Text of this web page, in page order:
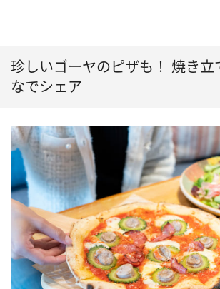
珍しいゴーヤのピザも！ 焼き立
なでシェア